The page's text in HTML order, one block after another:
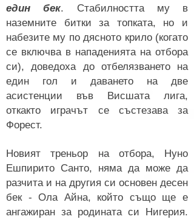
един бек. Стабилността му в
наземните битки за топката, но и
набезите му по дясното крило (когато
се включва в нападенията на отбора
си), доведоха до отбелязването на
един гол и даването на две
асистенции във Висшата лига,
откакто играчът се състезава за
Форест.
Новият треньор на отбора, Нуно
Ешпирито Санто, няма да може да
разчита и на другия си основен десен
бек - Ола Айна, който също ще е
ангажиран за родината си Нигерия.